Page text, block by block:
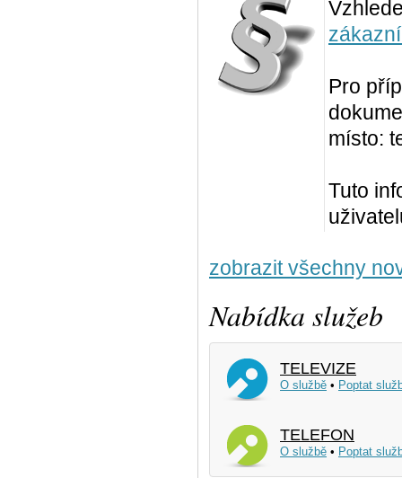
Pro
místo:
Tuto
zobrazit všechny
Nabídka služeb
TELEVIZE
O službě • Poptat
TELEFON
O službě • Poptat